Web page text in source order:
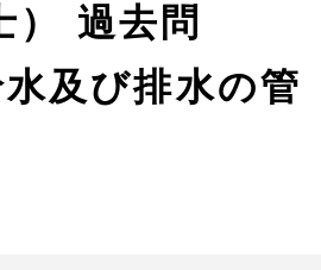
） 過去問
及び排水の管